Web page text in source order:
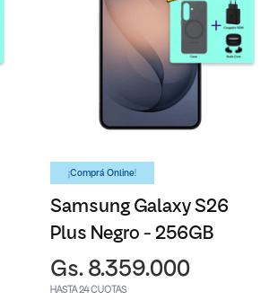
¡Comprá Online!
Samsung Galaxy S26
Plus Negro - 256GB
Gs. 8.359.000
HASTA 24 CUOTAS